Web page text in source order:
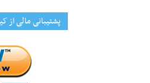
پشتیبانی مالی از